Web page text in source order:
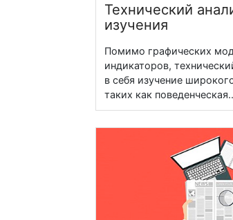
Технический
изучения
Помимо графических
индикаторов,
в себя изучение
таких как